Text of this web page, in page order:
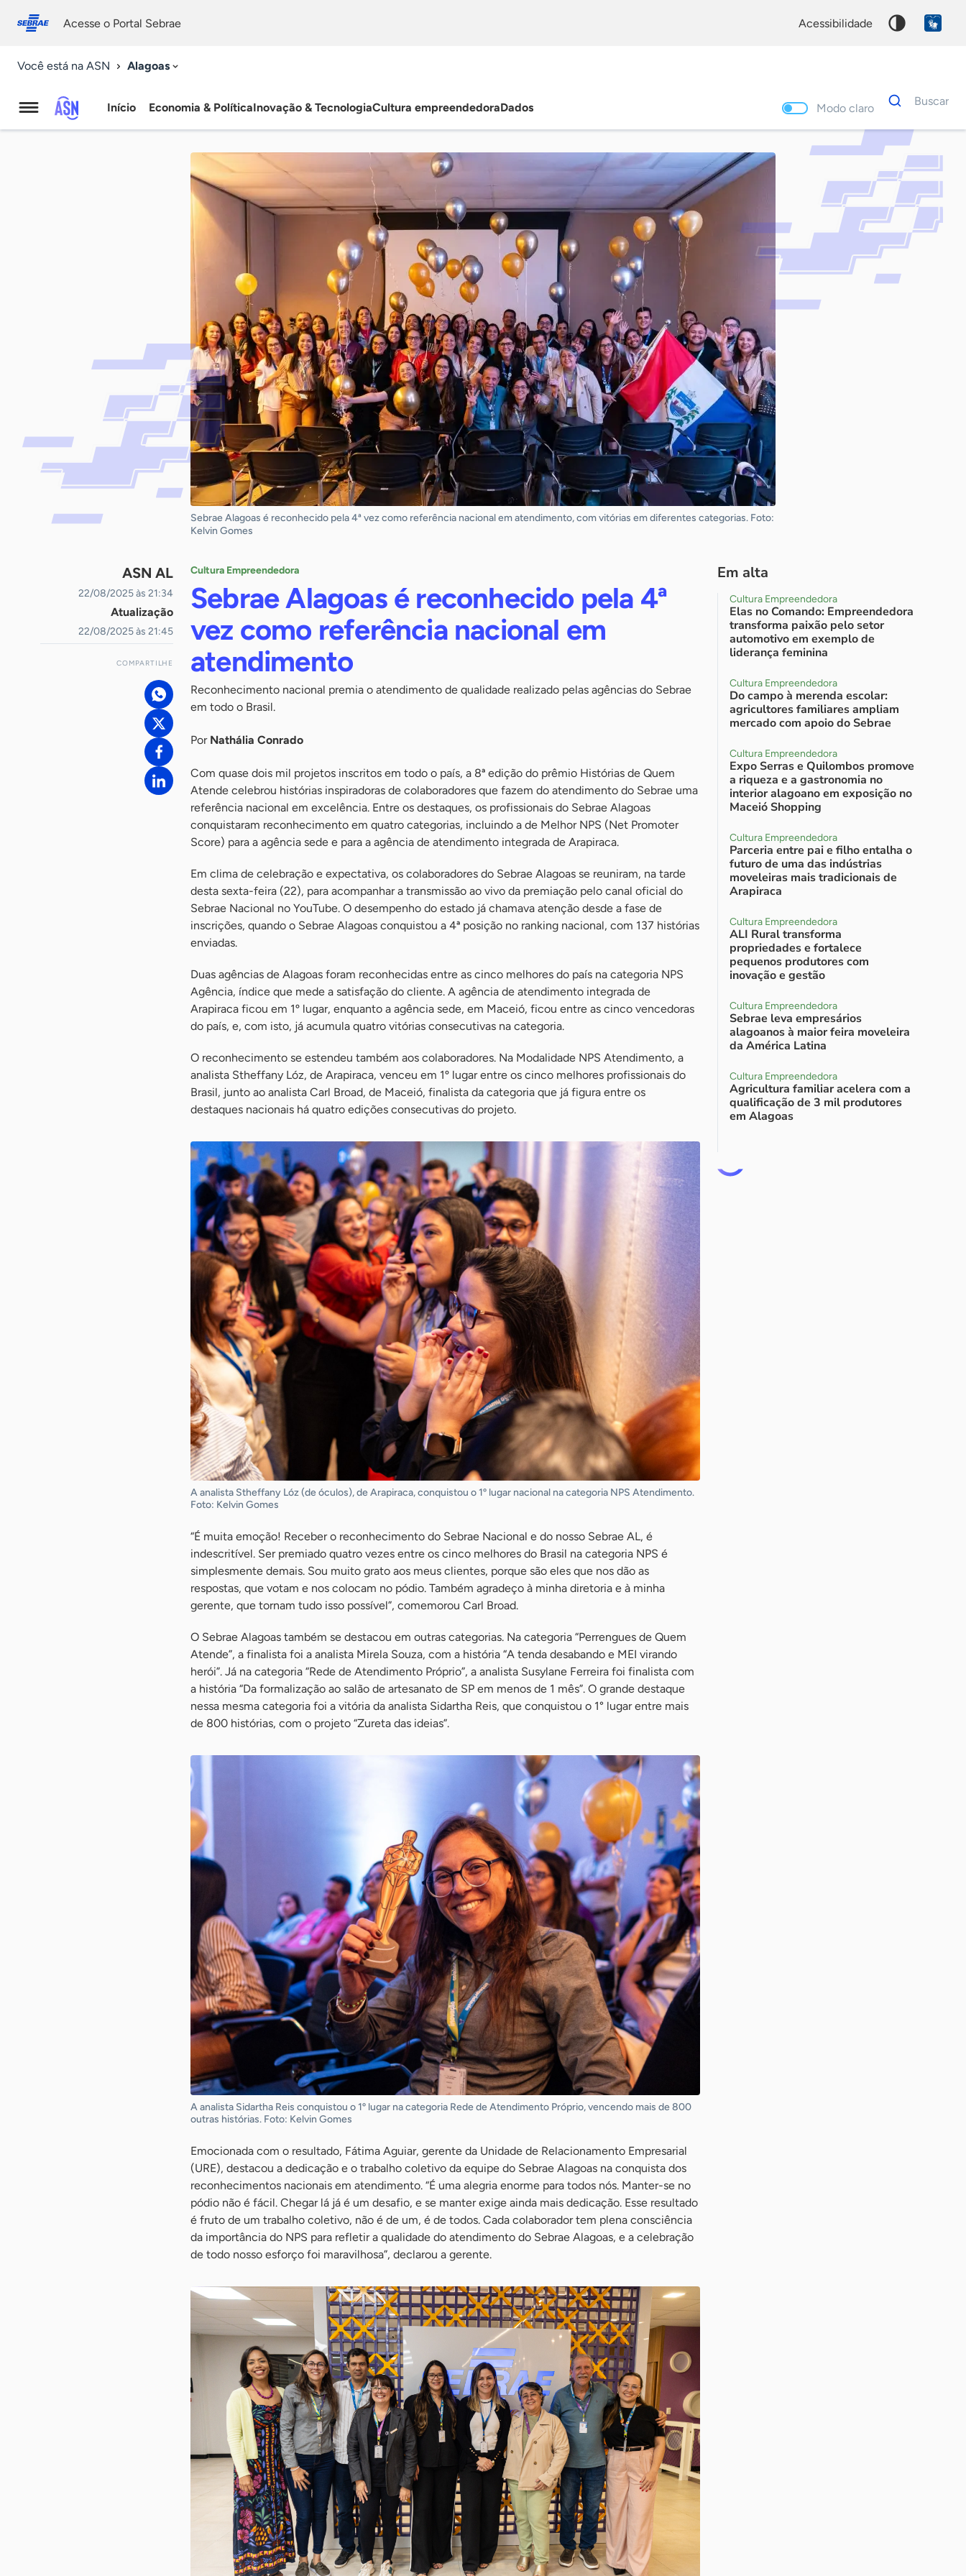
conosco
Acesse o Portal Sebrae acessibilidade
Você está na ASN Alagoas
Agência
Início Economia & PolíticaInovação & TecnologiaCultura empreendedoraDados Modo claro
Dados
para
Buscar
Palavra
chave
Sebrae Alagoas é reconhecido pela 4ª vez como referência nacional em atendimento, com vitórias em diferentes categorias. Foto:
Kelvin Gomes
ASN AL
22/08/2025 às 21:34
Atualização
22/08/2025 às 21:45
COMPARTILHE
Cultura Empreendedora
Sebrae Alagoas é reconhecido pela 4ª
vez como referência nacional em
atendimento
Reconhecimento nacional premia o atendimento de qualidade realizado pelas agências do Sebrae
em todo o Brasil.
Por Nathália Conrado
Com quase dois mil projetos inscritos em todo o país, a 8ª edição do prêmio Histórias de Quem
Atende celebrou histórias inspiradoras de colaboradores que fazem do atendimento do Sebrae uma
referência nacional em excelência. Entre os destaques, os profissionais do Sebrae Alagoas
conquistaram reconhecimento em quatro categorias, incluindo a de Melhor NPS (Net Promoter
Score) para a agência sede e para a agência de atendimento integrada de Arapiraca.
Em clima de celebração e expectativa, os colaboradores do Sebrae Alagoas se reuniram, na tarde
desta sexta-feira (22), para acompanhar a transmissão ao vivo da premiação pelo canal oficial do
Sebrae Nacional no YouTube. O desempenho do estado já chamava atenção desde a fase de
inscrições, quando o Sebrae Alagoas conquistou a 4ª posição no ranking nacional, com 137 histórias
enviadas.
Duas agências de Alagoas foram reconhecidas entre as cinco melhores do país na categoria NPS
Agência, índice que mede a satisfação do cliente. A agência de atendimento integrada de
Arapiraca ficou em 1º lugar, enquanto a agência sede, em Maceió, ficou entre as cinco vencedoras
do país, e, com isto, já acumula quatro vitórias consecutivas na categoria.
O reconhecimento se estendeu também aos colaboradores. Na Modalidade NPS Atendimento, a
analista Stheffany Lóz, de Arapiraca, venceu em 1º lugar entre os cinco melhores profissionais do
Brasil, junto ao analista Carl Broad, de Maceió, finalista da categoria que já figura entre os
destaques nacionais há quatro edições consecutivas do projeto.
A analista Stheffany Lóz (de óculos), de Arapiraca, conquistou o 1º lugar nacional na categoria NPS Atendimento.
Foto: Kelvin Gomes
“É muita emoção! Receber o reconhecimento do Sebrae Nacional e do nosso Sebrae AL, é
indescritível. Ser premiado quatro vezes entre os cinco melhores do Brasil na categoria NPS é
simplesmente demais. Sou muito grato aos meus clientes, porque são eles que nos dão as
respostas, que votam e nos colocam no pódio. Também agradeço à minha diretoria e à minha
gerente, que tornam tudo isso possível”, comemorou Carl Broad.
O Sebrae Alagoas também se destacou em outras categorias. Na categoria “Perrengues de Quem
Atende”, a finalista foi a analista Mirela Souza, com a história “A tenda desabando e MEI virando
herói”. Já na categoria “Rede de Atendimento Próprio”, a analista Susylane Ferreira foi finalista com
a história “Da formalização ao salão de artesanato de SP em menos de 1 mês”. O grande destaque
nessa mesma categoria foi a vitória da analista Sidartha Reis, que conquistou o 1° lugar entre mais
de 800 histórias, com o projeto “Zureta das ideias”.
A analista Sidartha Reis conquistou o 1º lugar na categoria Rede de Atendimento Próprio, vencendo mais de 800
outras histórias. Foto: Kelvin Gomes
Emocionada com o resultado, Fátima Aguiar, gerente da Unidade de Relacionamento Empresarial
(URE), destacou a dedicação e o trabalho coletivo da equipe do Sebrae Alagoas na conquista dos
reconhecimentos nacionais em atendimento. “É uma alegria enorme para todos nós. Manter-se no
pódio não é fácil. Chegar lá já é um desafio, e se manter exige ainda mais dedicação. Esse resultado
é fruto de um trabalho coletivo, não é de um, é de todos. Cada colaborador tem plena consciência
da importância do NPS para refletir a qualidade do atendimento do Sebrae Alagoas, e a celebração
de todo nosso esforço foi maravilhosa”, declarou a gerente.
Em alta
Cultura Empreendedora
Elas no Comando: Empreendedora
transforma paixão pelo setor
automotivo em exemplo de
liderança feminina
Cultura Empreendedora
Do campo à merenda escolar:
agricultores familiares ampliam
mercado com apoio do Sebrae
Cultura Empreendedora
Expo Serras e Quilombos promove
a riqueza e a gastronomia no
interior alagoano em exposição no
Maceió Shopping
Cultura Empreendedora
Parceria entre pai e filho entalha o
futuro de uma das indústrias
moveleiras mais tradicionais de
Arapiraca
Cultura Empreendedora
ALI Rural transforma
propriedades e fortalece
pequenos produtores com
inovação e gestão
Cultura Empreendedora
Sebrae leva empresários
alagoanos à maior feira moveleira
da América Latina
Cultura Empreendedora
Agricultura familiar acelera com a
qualificação de 3 mil produtores
em Alagoas